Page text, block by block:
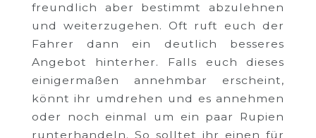
freundlich aber bestimmt abzulehnen
und weiterzugehen. Oft ruft euch der
Fahrer dann ein deutlich besseres
Angebot hinterher. Falls euch dieses
einigermaßen annehmbar erscheint,
könnt ihr umdrehen und es annehmen
oder noch einmal um ein paar Rupien
runterhandeln. So solltet ihr einen für